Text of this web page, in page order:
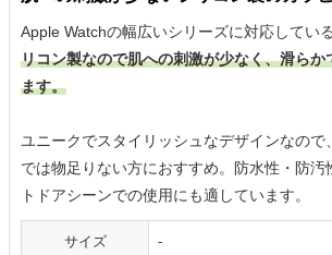
Apple Watchの幅広いシリーズに対応してい
リコン製なので肌への刺激が少なく、滑らか
ます。
ユニークでスタイリッシュなデザインなので
では物足りない方におすすめ。防水性・防汚
トドアシーンでの使用にも適しています。
サイズ -